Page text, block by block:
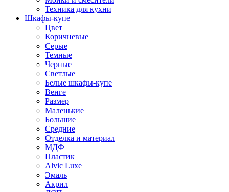
Техника для кухни
Шкафы-купе
Цвет
Коричневые
Серые
Темные
Черные
Светлые
Белые шкафы-купе
Венге
Размер
Маленькие
Большие
Средние
Отделка и материал
МДФ
Пластик
Alvic Luxe
Эмаль
Акрил